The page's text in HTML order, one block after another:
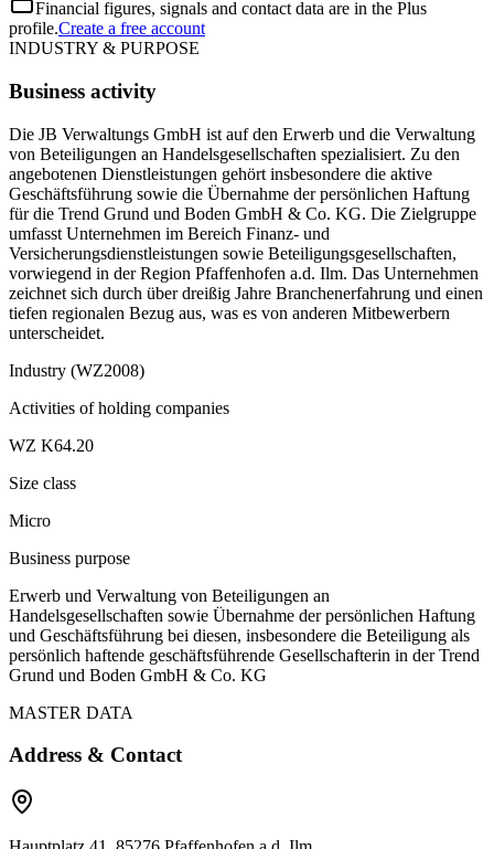
Financial figures, signals and contact data are in the Plus
profile.Create a free account
INDUSTRY & PURPOSE
Business activity
Die JB Verwaltungs GmbH ist auf den Erwerb und die Verwaltung
von Beteiligungen an Handelsgesellschaften spezialisiert. Zu den
angebotenen Dienstleistungen gehört insbesondere die aktive
Geschäftsführung sowie die Übernahme der persönlichen Haftung
für die Trend Grund und Boden GmbH & Co. KG. Die Zielgruppe
umfasst Unternehmen im Bereich Finanz- und
Versicherungsdienstleistungen sowie Beteiligungsgesellschaften,
vorwiegend in der Region Pfaffenhofen a.d. Ilm. Das Unternehmen
zeichnet sich durch über dreißig Jahre Branchenerfahrung und einen
tiefen regionalen Bezug aus, was es von anderen Mitbewerbern
unterscheidet.
Industry (WZ2008)
Activities of holding companies
WZ K64.20
Size class
Micro
Business purpose
Erwerb und Verwaltung von Beteiligungen an
Handelsgesellschaften sowie Übernahme der persönlichen Haftung
und Geschäftsführung bei diesen, insbesondere die Beteiligung als
persönlich haftende geschäftsführende Gesellschafterin in der Trend
Grund und Boden GmbH & Co. KG
MASTER DATA
Address & Contact